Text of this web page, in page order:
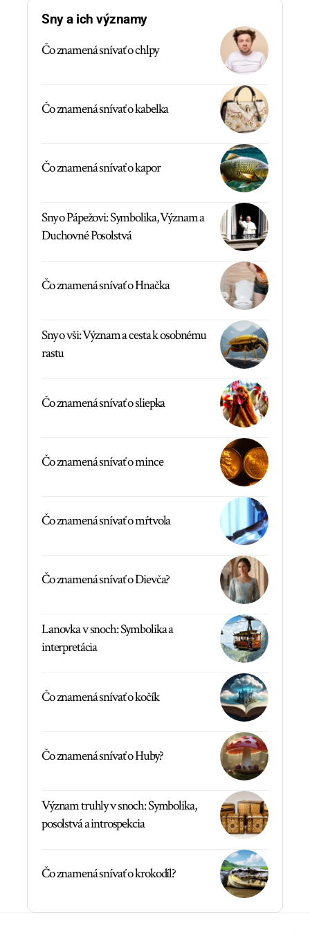
Sny a ich významy
Čo znamená snívať o chlpy
Čo znamená snívať o kabelka
Čo znamená snívať o kapor
Sny o Pápežovi: Symbolika, Význam a
Duchovné Posolstvá
Čo znamená snívať o Hnačka
Sny o vši: Význam a cesta k osobnému
rastu
Čo znamená snívať o sliepka
Čo znamená snívať o mince
Čo znamená snívať o mŕtvola
Čo znamená snívať o Dievča?
Lanovka v snoch: Symbolika a
interpretácia
Čo znamená snívať o kočík
Čo znamená snívať o Huby?
Význam truhly v snoch: Symbolika,
posolstvá a introspekcia
Čo znamená snívať o krokodíl?